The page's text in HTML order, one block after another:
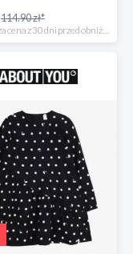
114.90 zł*
*najniższa cena z 30 dni przed obniżką